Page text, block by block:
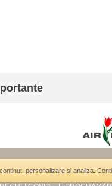
personalizare si analiza.
ANGAJARI B2B